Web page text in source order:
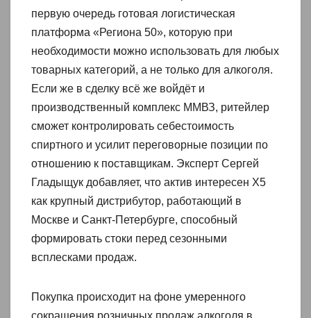
первую очередь готовая логистическая
платформа «Региона 50», которую при
необходимости можно использовать для любых
товарных категорий, а не только для алкоголя.
Если же в сделку всё же войдёт и
производственный комплекс ММВЗ, ритейлер
сможет контролировать себестоимость
спиртного и усилит переговорные позиции по
отношению к поставщикам. Эксперт Сергей
Гладыщук добавляет, что актив интересен X5
как крупный дистрибутор, работающий в
Москве и Санкт-Петербурге, способный
формировать стоки перед сезонными
всплесками продаж.
Покупка происходит на фоне умеренного